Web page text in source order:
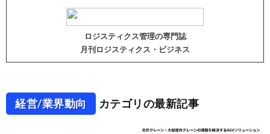
ロジスティクス管理の専門誌
月刊ロジスティクス・ビジネス
経営/業界動向 カテゴリの最新記事